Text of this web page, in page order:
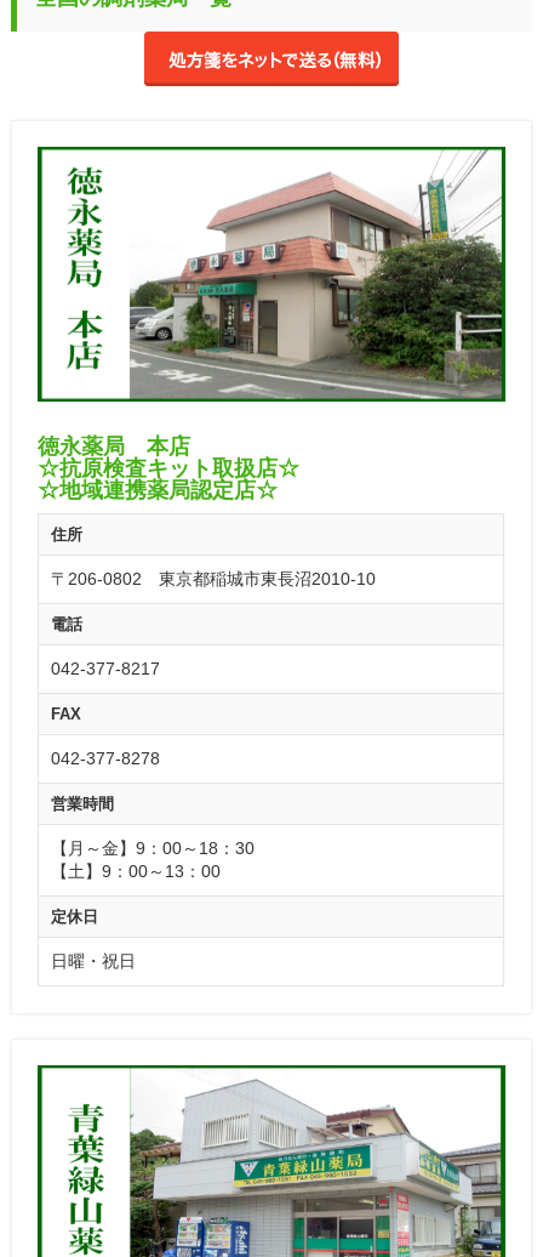
徳永薬局 本店
☆抗原検査キット取扱店☆
☆地域連携薬局認定店☆
住所
〒206-0802 東京都稲城市東長沼2010-10
電話
042-377-8217
FAX
042-377-8278
営業時間
【月～金】9：00～18：30
【土】9：00～13：00
定休日
日曜・祝日